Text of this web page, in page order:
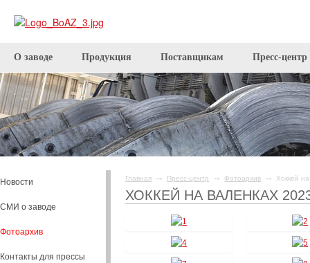
О заводе Продукция Поставщикам Пресс-центр
Новости
СМИ о заводе
Фотоархив
Контакты для прессы
Главная → Пресс-центр → Фотоархив → Хоккей
ХОККЕЙ НА ВАЛЕНКАХ